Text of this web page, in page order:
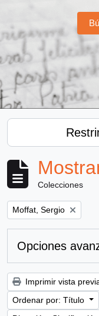
Colecciones
Remove filter:
Moffat, Sergio
Opciones
Imprimir vista
Ordenar por: Título